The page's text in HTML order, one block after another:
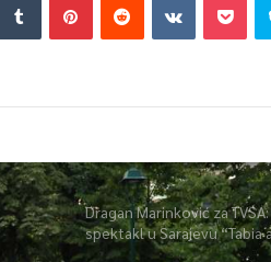
Dragan Marinković za
spektakl u Sarajevu “Tabia